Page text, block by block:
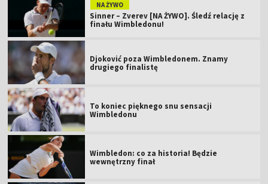
NA ŻYWO
Sinner – Zverev [NA ŻYWO]. Śledź relację z
finału Wimbledonu!
Djoković poza Wimbledonem. Znamy
drugiego finalistę
To koniec pięknego snu sensacji
Wimbledonu
Wimbledon: co za historia! Będzie
wewnętrzny finał